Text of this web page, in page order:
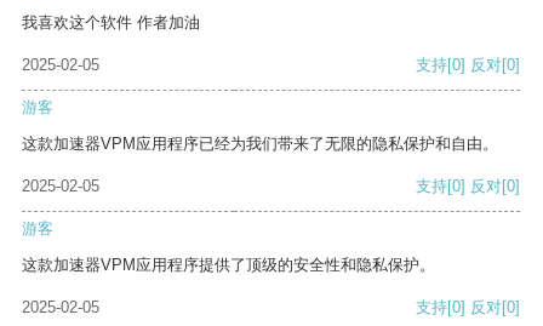
我喜欢这个软件 作者加油
2025-02-05 支持[0] 反对[0]
游客
这款加速器VPM应用程序已经为我们带来了无限的隐私保护和自由。
2025-02-05 支持[0] 反对[0]
游客
这款加速器VPM应用程序提供了顶级的安全性和隐私保护。
2025-02-05 支持[0] 反对[0]